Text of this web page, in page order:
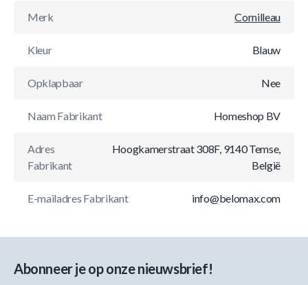
Merk Cornilleau
Kleur Blauw
Opklapbaar Nee
Naam Fabrikant Homeshop BV
Adres
Fabrikant
Hoogkamerstraat 308F, 9140 Temse,
België
E-mailadres Fabrikant info@belomax.com
Abonneer je op onze nieuwsbrief!